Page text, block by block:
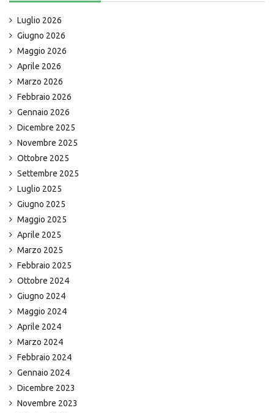
Luglio 2026
Giugno 2026
Maggio 2026
Aprile 2026
Marzo 2026
Febbraio 2026
Gennaio 2026
Dicembre 2025
Novembre 2025
Ottobre 2025
Settembre 2025
Luglio 2025
Giugno 2025
Maggio 2025
Aprile 2025
Marzo 2025
Febbraio 2025
Ottobre 2024
Giugno 2024
Maggio 2024
Aprile 2024
Marzo 2024
Febbraio 2024
Gennaio 2024
Dicembre 2023
Novembre 2023